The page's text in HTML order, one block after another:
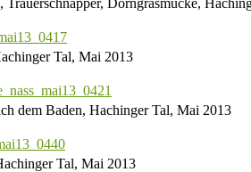
Tal, Mai 2013
dem Baden, Hachinger Tal, Mai 2013
Tal, Mai 2013